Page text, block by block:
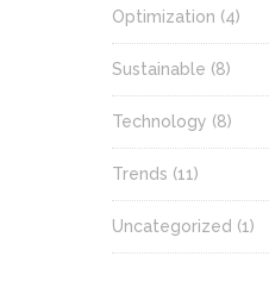
Optimization (4)
Sustainable (8)
Technology (8)
Trends (11)
Uncategorized (1)